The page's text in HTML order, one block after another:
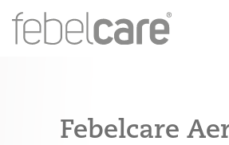
Febelcare